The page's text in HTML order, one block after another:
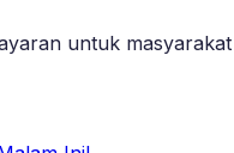
untuk masyarakat